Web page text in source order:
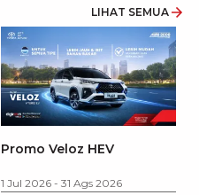
LIHAT SEMUA
Promo Veloz HEV
1 Jul 2026 - 31 Ags 2026